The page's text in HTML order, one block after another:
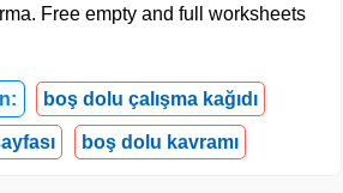
Free empty and full worksheets
boş dolu çalışma kağıdı
boş dolu kavramı